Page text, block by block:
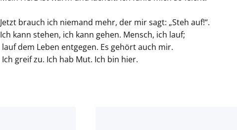
Jetzt brauch ich niemand mehr, der mir sagt: „Steh auf!“.
Ich kann stehen, ich kann gehen. Mensch, ich lauf;
lauf dem Leben entgegen. Es gehört auch mir.
Ich greif zu. Ich hab Mut. Ich bin hier.